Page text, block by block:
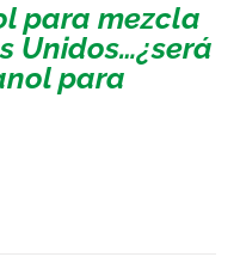
para mezcla
Unidos…¿será
para